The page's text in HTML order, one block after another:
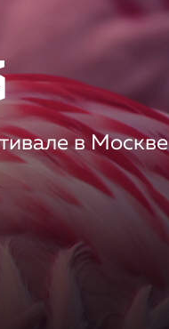
в Москве